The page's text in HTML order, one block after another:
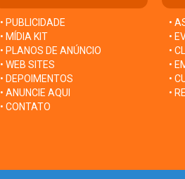
• PUBLICIDADE
• MÍDIA KIT
• PLANOS DE ANÚNCIO
• WEB SITES
• DEPOIMENTOS
• ANUNCIE AQUI
• CONTATO
•
•
•
•
•
•